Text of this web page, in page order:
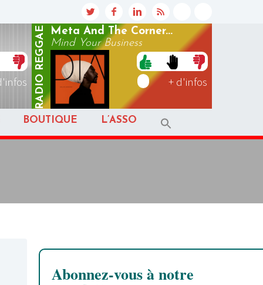
RADIO
REGGAE
Meta And The Corner...
Mind Your Business
+ d'infos
BOUTIQUE L’ASSO
Abonnez-vous à notre